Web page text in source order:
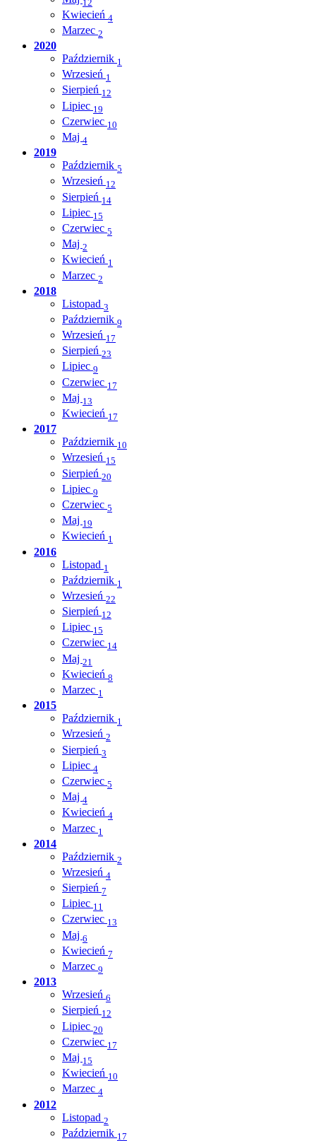
12
Kwiecień 4
Marzec 2
2020
Październik 1
Wrzesień 1
Sierpień 12
Lipiec 19
Czerwiec 10
Maj 4
2019
Październik 5
Wrzesień 12
Sierpień 14
Lipiec 15
Czerwiec 5
Maj 2
Kwiecień 1
Marzec 2
2018
Listopad 3
Październik 9
Wrzesień 17
Sierpień 23
Lipiec 9
Czerwiec 17
Maj 13
Kwiecień 17
2017
Październik 10
Wrzesień 15
Sierpień 20
Lipiec 9
Czerwiec 5
Maj 19
Kwiecień 1
2016
Listopad 1
Październik 1
Wrzesień 22
Sierpień 12
Lipiec 15
Czerwiec 14
Maj 21
Kwiecień 8
Marzec 1
2015
Październik 1
Wrzesień 2
Sierpień 3
Lipiec 4
Czerwiec 5
Maj 4
Kwiecień 4
Marzec 1
2014
Październik 2
Wrzesień 4
Sierpień 7
Lipiec 11
Czerwiec 13
Maj 6
Kwiecień 7
Marzec 9
2013
Wrzesień 6
Sierpień 12
Lipiec 20
Czerwiec 17
Maj 15
Kwiecień 10
Marzec 4
2012
Listopad 2
Październik 17